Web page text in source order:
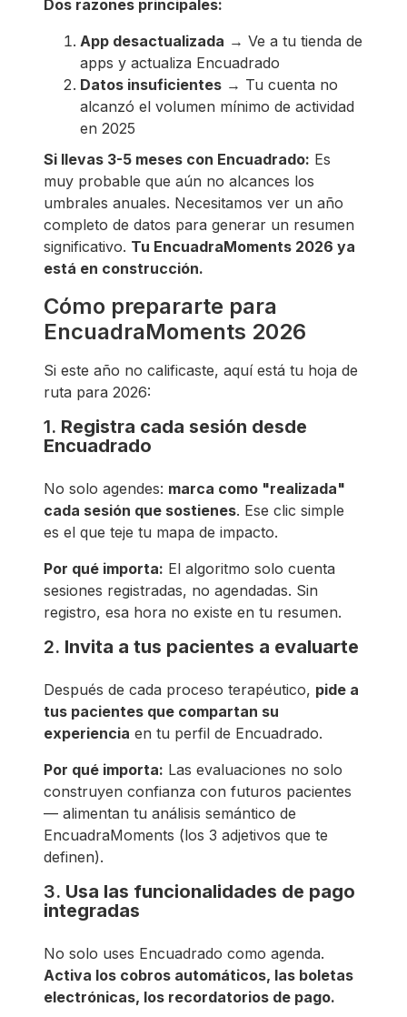
Dos razones principales:
App desactualizada → Ve a tu tienda de
apps y actualiza Encuadrado
Datos insuficientes → Tu cuenta no
alcanzó el volumen mínimo de actividad
en 2025
Si llevas 3-5 meses con Encuadrado: Es
muy probable que aún no alcances los
umbrales anuales. Necesitamos ver un año
completo de datos para generar un resumen
significativo. Tu EncuadraMoments 2026 ya
está en construcción.
Cómo prepararte para
EncuadraMoments 2026
Si este año no calificaste, aquí está tu hoja de
ruta para 2026:
1. Registra cada sesión desde
Encuadrado
No solo agendes: marca como "realizada"
cada sesión que sostienes. Ese clic simple
es el que teje tu mapa de impacto.
Por qué importa: El algoritmo solo cuenta
sesiones registradas, no agendadas. Sin
registro, esa hora no existe en tu resumen.
2. Invita a tus pacientes a evaluarte
Después de cada proceso terapéutico, pide a
tus pacientes que compartan su
experiencia en tu perfil de Encuadrado.
Por qué importa: Las evaluaciones no solo
construyen confianza con futuros pacientes
— alimentan tu análisis semántico de
EncuadraMoments (los 3 adjetivos que te
definen).
3. Usa las funcionalidades de pago
integradas
No solo uses Encuadrado como agenda.
Activa los cobros automáticos, las boletas
electrónicas, los recordatorios de pago.